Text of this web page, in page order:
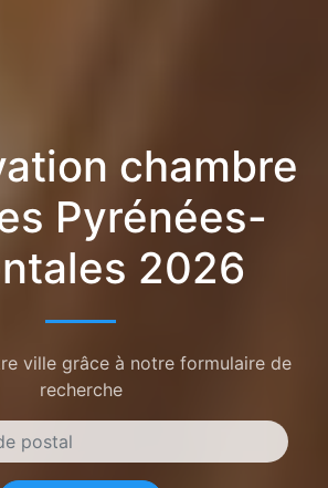
chambre
Pyrénées-
2026
ville grâce à notre formulaire de
recherche